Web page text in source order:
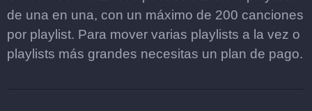
de una en una, con un máximo de 200 canciones
por playlist. Para mover varias playlists a la vez o
playlists más grandes necesitas un plan de pago.